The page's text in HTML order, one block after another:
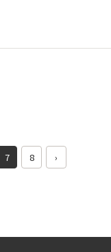
7 8 ›